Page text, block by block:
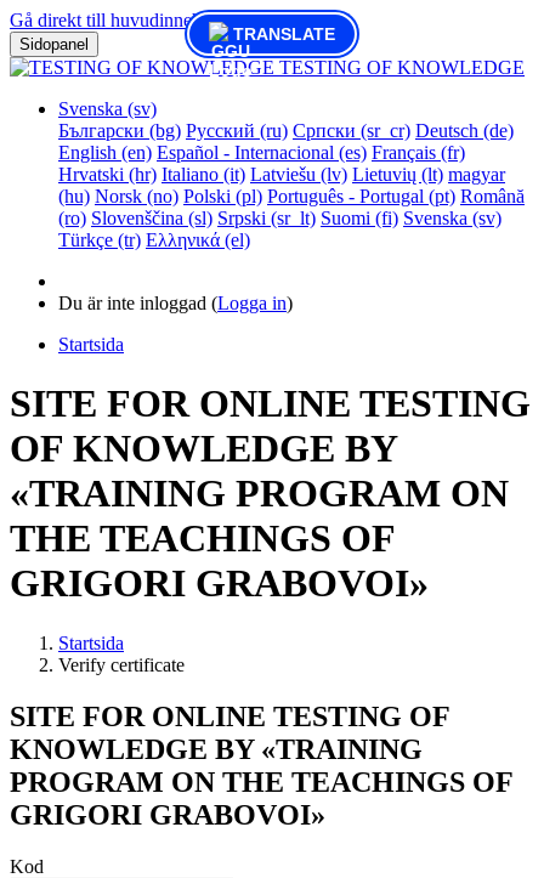
Gå direkt till huvudinnehåll
Sidopanel
TESTING OF KNOWLEDGE
Svenska ‎(sv)‎
Български ‎(bg)‎ Русский ‎(ru)‎ Српски ‎(sr_cr)‎ Deutsch ‎(de)‎
English ‎(en)‎ Español - Internacional ‎(es)‎ Français ‎(fr)‎
Hrvatski ‎(hr)‎ Italiano ‎(it)‎ Latviešu ‎(lv)‎ Lietuvių ‎(lt)‎ magyar
‎(hu)‎ Norsk ‎(no)‎ Polski ‎(pl)‎ Português - Portugal ‎(pt)‎ Română
‎(ro)‎ Slovenščina ‎(sl)‎ Srpski ‎(sr_lt)‎ Suomi ‎(fi)‎ Svenska ‎(sv)‎
Türkçe ‎(tr)‎ Ελληνικά ‎(el)‎
Du är inte inloggad (Logga in)
Startsida
SITE FOR ONLINE TESTING
OF KNOWLEDGE BY
«TRAINING PROGRAM ON
THE TEACHINGS OF
GRIGORI GRABOVOI»
Startsida
Verify certificate
SITE FOR ONLINE TESTING OF
KNOWLEDGE BY «TRAINING
PROGRAM ON THE TEACHINGS OF
GRIGORI GRABOVOI»
Kod
TRANSLATE